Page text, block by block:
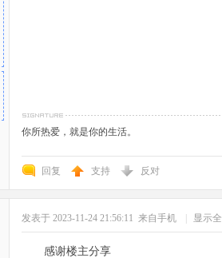
你所热爱，就是你的生活。
回复 支持 反对
发表于 2023-11-24 21:56:11 来自手机 显示
感谢楼主分享